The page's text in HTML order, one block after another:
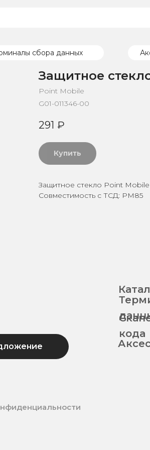
сбора данных
Защитное
Point Mobile
G01-011346-00
291 ₽
Купить
Защитное стекло Point
Совместимость с ТСД: PM85
кода